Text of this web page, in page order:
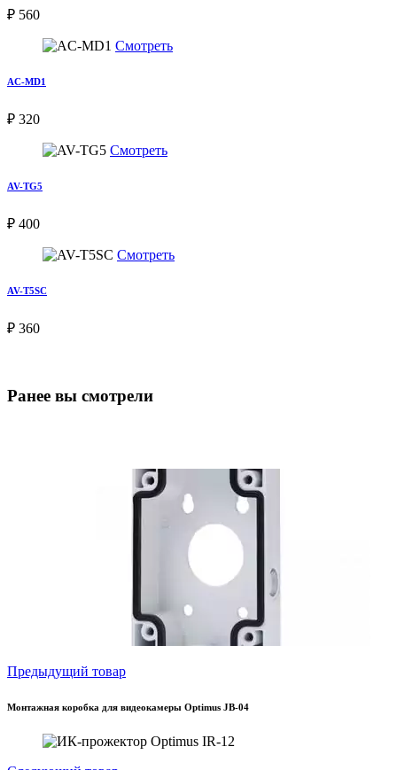
₽ 560
Смотреть
AC-MD1
₽ 320
Смотреть
AV-TG5
₽ 400
Смотреть
AV-T5SC
₽ 360
Ранее вы смотрели
Предыдущий товар
Монтажная коробка для видеокамеры Optimus JB-04